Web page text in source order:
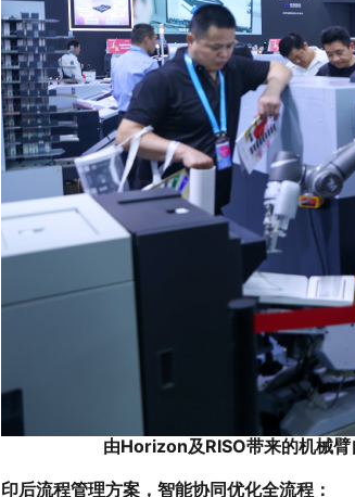
由Horizon及RISO带来的机械
印后流程管理方案，智能协同优化全流程：